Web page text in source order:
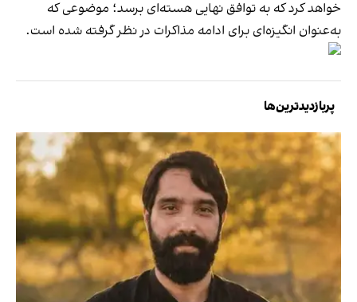
خواهد کرد که به توافق نهایی هسته‌ای برسد؛ موضوعی که
به‌عنوان انگیزه‌ای برای ادامه مذاکرات در نظر گرفته شده است.
پربازدیدترین‌ها